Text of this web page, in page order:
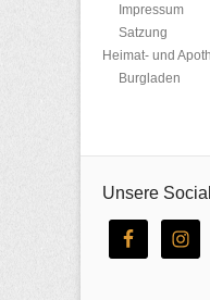
Impressum
Satzung
Heimat- und
Burgladen
Unsere